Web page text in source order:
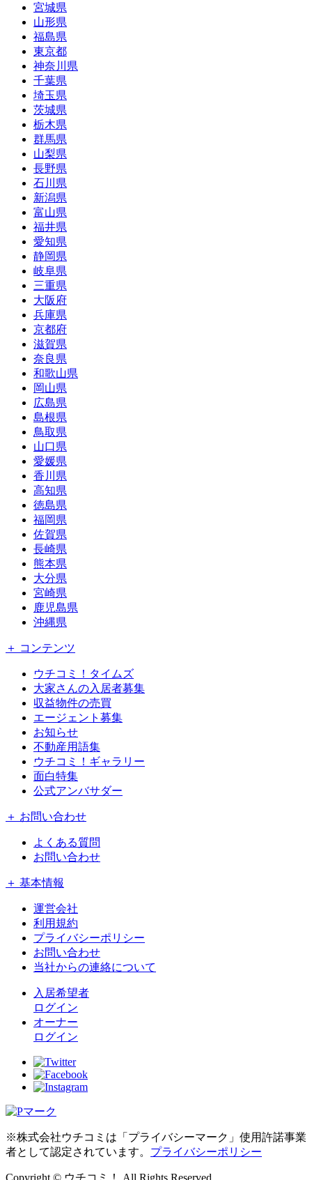
宮城県
山形県
福島県
東京都
神奈川県
千葉県
埼玉県
茨城県
栃木県
群馬県
山梨県
長野県
石川県
新潟県
富山県
福井県
愛知県
静岡県
岐阜県
三重県
大阪府
兵庫県
京都府
滋賀県
奈良県
和歌山県
岡山県
広島県
島根県
鳥取県
山口県
愛媛県
香川県
高知県
徳島県
福岡県
佐賀県
長崎県
熊本県
大分県
宮崎県
鹿児島県
沖縄県
＋ コンテンツ
ウチコミ！タイムズ
大家さんの入居者募集
収益物件の売買
エージェント募集
お知らせ
不動産用語集
ウチコミ！ギャラリー
面白特集
公式アンバサダー
＋ お問い合わせ
よくある質問
お問い合わせ
＋ 基本情報
運営会社
利用規約
プライバシーポリシー
お問い合わせ
当社からの連絡について
入居希望者
ログイン
オーナー
ログイン
※株式会社ウチコミは「プライバシーマーク」使用許諾事業
者として認定されています。 プライバシーポリシー
Copyright © ウチコミ！ All Rights Reserved.